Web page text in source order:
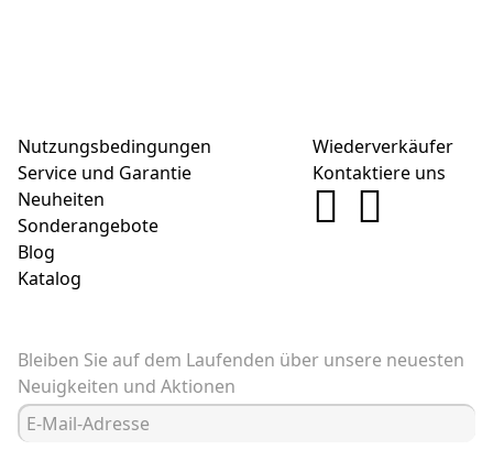
Nutzungsbedingungen
Service und Garantie
Neuheiten
Sonderangebote
Blog
Katalog
Wiederverkäufer
Kontaktiere uns
Bleiben Sie auf dem Laufenden über unsere neuesten
Neuigkeiten und Aktionen